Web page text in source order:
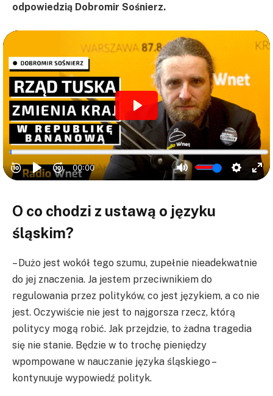
odpowiedzią Dobromir Sośnierz.
O co chodzi z ustawą o języku
śląskim?
– Dużo jest wokół tego szumu, zupełnie nieadekwatnie
do jej znaczenia. Ja jestem przeciwnikiem do
regulowania przez polityków, co jest językiem, a co nie
jest. Oczywiście nie jest to najgorsza rzecz, którą
politycy mogą robić. Jak przejdzie, to żadna tragedia
się nie stanie. Będzie w to trochę pieniędzy
wpompowane w nauczanie języka śląskiego –
kontynuuje wypowiedź polityk.